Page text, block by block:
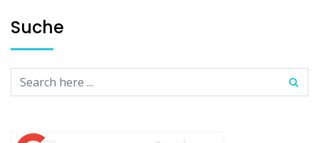
Suche